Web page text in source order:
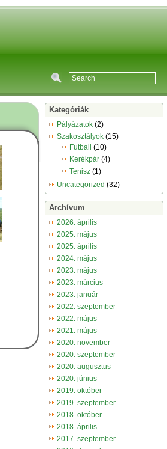
Kategóriák
Pályázatok (2)
Szakosztályok (15)
Futball
(10)
Kerékpár (4)
Tenisz (1)
Uncategorized (32)
Archívum
2026. április
2025. május
2025. április
2024. május
2023. május
2023. március
2023. január
2022. szeptember
2022. május
2021. május
2020. november
2020. szeptember
2020. augusztus
2020. június
2019. október
2019. szeptember
2018. október
2018. április
2017. szeptember